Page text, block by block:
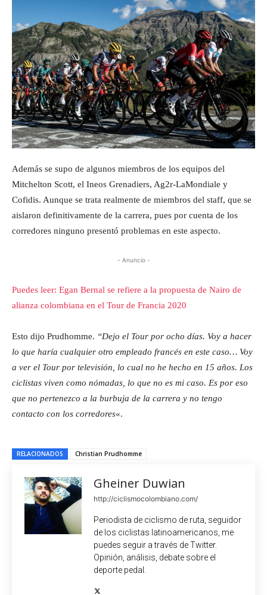
Además se supo de algunos miembros de los equipos del
Mitchelton Scott, el Ineos Grenadiers, Ag2r-LaMondiale y
Cofidis. Aunque se trata realmente de miembros del staff, que se
aislaron definitivamente de la carrera, pues por cuenta de los
corredores ninguno presentó problemas en este aspecto.
- Anuncio -
Puedes leer: Egan Bernal se refiere a la propuesta de Nairo de
alianza colombiana en el Tour de Francia 2020
Esto dijo Prudhomme. “Dejo el Tour por ocho días. Voy a hacer
lo que haría cualquier otro empleado francés en este caso… Voy
a ver el Tour por televisión, lo cual no he hecho en 15 años. Los
ciclistas viven como nómadas, lo que no es mi caso. Es por eso
que no pertenezco a la burbuja de la carrera y no tengo
contacto con los corredores«.
RELACIONADOS Christian Prudhomme
Gheiner Duwian
http://ciclismocolombiano.com/
Periodista de ciclismo de ruta, seguidor
de los ciclistas latinoamericanos, me
puedes seguir a través de Twitter.
Opinión, análisis, debate sobre el
deporte pedal.